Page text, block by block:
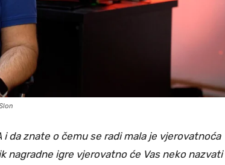
da znate o čemu se radi mala je vjerovatnoća
igre vjerovatno će Vas neko nazvati